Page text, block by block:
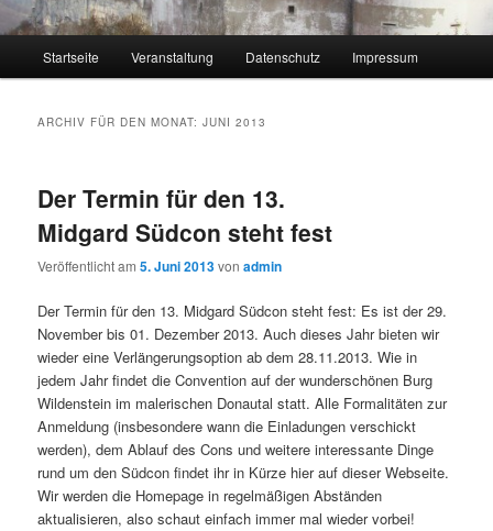
Startseite Veranstaltung Datenschutz Impressum
ARCHIV FÜR DEN MONAT:JUNI 2013
Der Termin für den 13.
Midgard Südcon steht fest
Veröffentlicht am5. Juni 2013vonadmin
Der Termin für den 13. Midgard Südcon steht fest: Es ist der 29.
November bis 01. Dezember 2013. Auch dieses Jahr bieten wir
wieder eine Verlängerungsoption ab dem 28.11.2013. Wie in
jedem Jahr findet die Convention auf der wunderschönen Burg
Wildenstein im malerischen Donautal statt. Alle Formalitäten zur
Anmeldung (insbesondere wann die Einladungen verschickt
werden), dem Ablauf des Cons und weitere interessante Dinge
rund um den Südcon findet ihr in Kürze hier auf dieser Webseite.
Wir werden die Homepage in regelmäßigen Abständen
aktualisieren, also schaut einfach immer mal wieder vorbei!